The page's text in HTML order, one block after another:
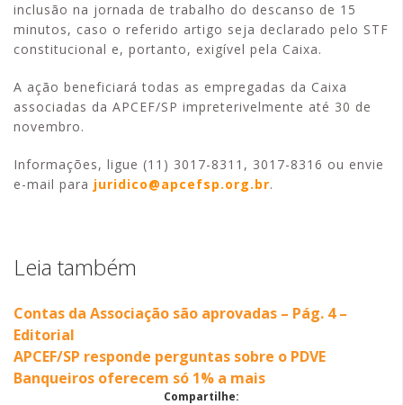
inclusão na jornada de trabalho do descanso de 15
minutos, caso o referido artigo seja declarado pelo STF
constitucional e, portanto, exigível pela Caixa.
A ação beneficiará todas as empregadas da Caixa
associadas da APCEF/SP impreterivelmente até 30 de
novembro.
Informações, ligue (11) 3017-8311, 3017-8316 ou envie
e-mail para juridico@apcefsp.org.br.
Leia também
Contas da Associação são aprovadas – Pág. 4 –
Editorial
APCEF/SP responde perguntas sobre o PDVE
Banqueiros oferecem só 1% a mais
Compartilhe: